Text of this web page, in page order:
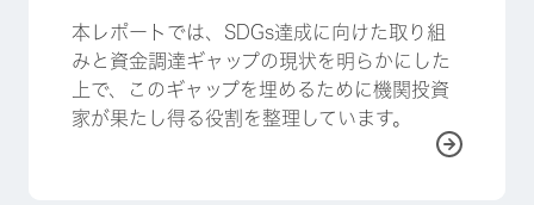
本レポートでは、SDGs達成に向けた取り組
みと資金調達ギャップの現状を明らかにした
上で、このギャップを埋めるために機関投資
家が果たし得る役割を整理しています。
詳しく